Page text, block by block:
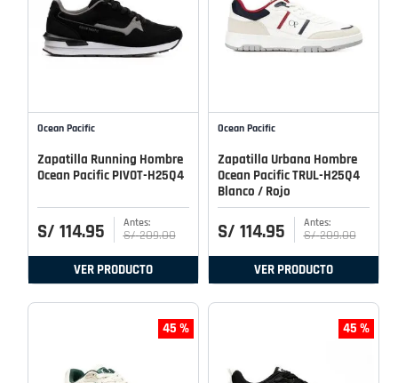
Ocean Pacific
Zapatilla Running Hombre
Ocean Pacific PIVOT-H25Q4
S/ 114.95 S/ 209.00
VER PRODUCTO
Ocean Pacific
Zapatilla Urbana Hombre
Ocean Pacific TRUL-H25Q4
Blanco / Rojo
S/ 114.95 S/ 209.00
VER PRODUCTO
45 % 45 %